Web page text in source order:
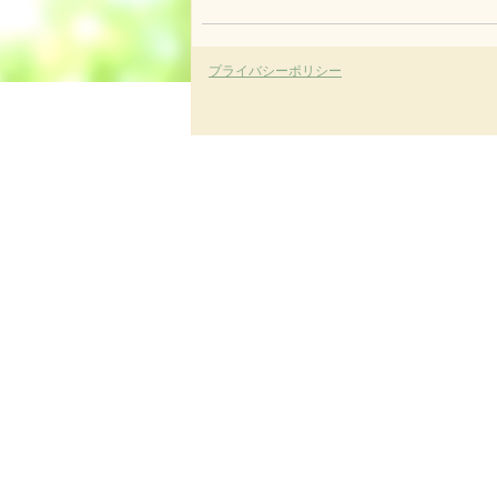
プライバシーポリシー